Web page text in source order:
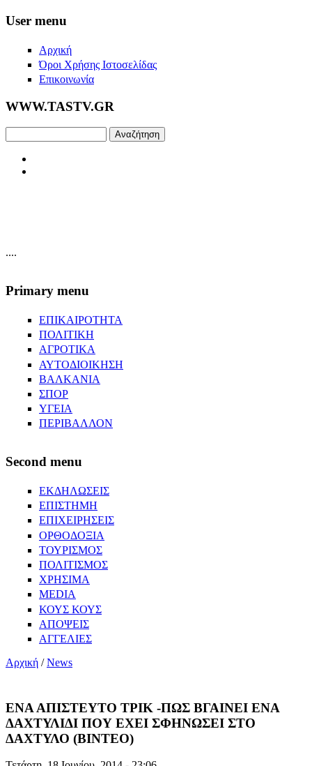
Skip to main content
User menu
Αρχική
Όροι Χρήσης Ιστοσελίδας
Επικοινωνία
WWW.TASTV.GR
....
Primary menu
ΕΠΙΚΑΙΡΟΤΗΤΑ
ΠΟΛΙΤΙΚΗ
ΑΓΡΟΤΙΚΑ
ΑΥΤΟΔΙΟΙΚΗΣΗ
ΒΑΛΚΑΝΙΑ
ΣΠΟΡ
ΥΓΕΙΑ
ΠΕΡΙΒΑΛΛΟΝ
Second menu
ΕΚΔΗΛΩΣΕΙΣ
ΕΠΙΣΤΗΜΗ
ΕΠΙΧΕΙΡΗΣΕΙΣ
ΟΡΘΟΔΟΞΙΑ
ΤΟΥΡΙΣΜΟΣ
ΠΟΛΙΤΙΣΜΟΣ
ΧΡΗΣΙΜΑ
MEDIA
ΚΟΥΣ ΚΟΥΣ
ΑΠΟΨΕΙΣ
ΑΓΓΕΛΙΕΣ
Αρχική /News
ΕΝΑ ΑΠΙΣΤΕΥΤΟ ΤΡΙΚ -ΠΩΣ ΒΓΑΙΝΕΙ ΕΝΑ
ΔΑΧΤΥΛΙΔΙ ΠΟΥ ΕΧΕΙ ΣΦΗΝΩΣΕΙ ΣΤΟ
ΔΑΧΤΥΛΟ (BINTEO)